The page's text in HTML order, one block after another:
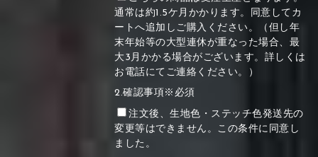
通常は約1.5ケ月かかります。同意してカ
ートへ追加しご購入ください。（但し年
末年始等の大型連休が重なった場合、最
大3月かかる場合がございます。詳しくは
お電話にてご連絡ください。）
2.確認事項※必須
注文後、生地色・ステッチ色発送先の
変更等はできません。この条件に同意し
ました。